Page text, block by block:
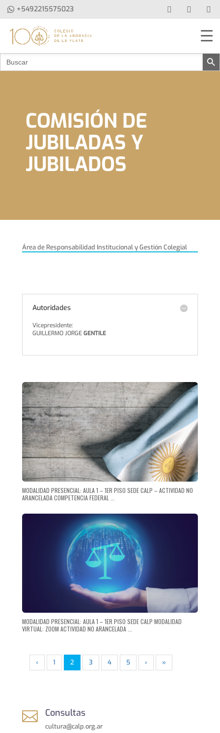
+5492215575023
Buscar: Botón de
COMISIÓN DE
JUBILADAS Y
JUBILADOS
Área de Responsabilidad Institucional y Gestión Colegial
Autoridades
Vicepresidente:
GUILLERMO JORGEGENTILE
MODALIDAD PRESENCIAL: AULA 1 – 1ER PISO SEDE CALP – ACTIVIDAD NO
ARANCELADA COMPETENCIA FEDERAL ...
MODALIDAD PRESENCIAL: AULA 1 – 1ER PISO SEDE CALP MODALIDAD
VIRTUAL: ZOOM ACTIVIDAD NO ARANCELADA ...
‹ 1 2 3 4 5 › »
 Consultas
cultura@calp.org.ar